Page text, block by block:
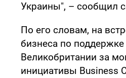
Украины", – сообщил
По его словам, на
бизнеса по
Великобритании за
инициативы Business